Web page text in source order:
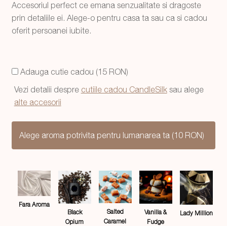
89,99 lei.
Accesoriul perfect ce emana senzualitate si dragoste
prin detaliile ei. Alege-o pentru casa ta sau ca si cadou
oferit persoanei iubite.
Adauga cutie cadou (15 RON)
Vezi detalii despre cutiile cadou CandleSilksau alege
alte accesorii
Alege aroma potrivita pentru lumanarea ta (10 RON)
Fara Aroma
Black
Opium
Salted
Caramel
Vanilla &
Fudge
Lady Million